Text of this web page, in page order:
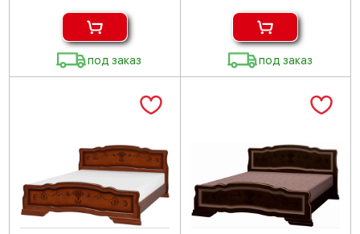
под заказ под заказ